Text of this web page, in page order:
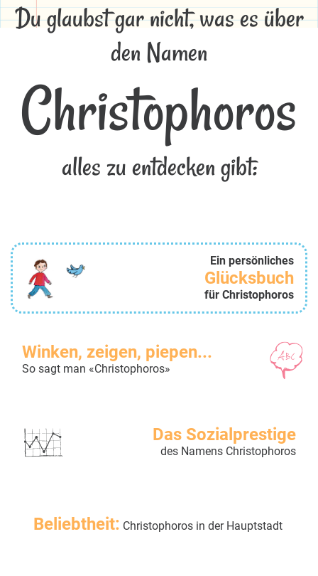
Du glaubst gar nicht, was es über
den Namen
Christophoros
alles zu entdecken gibt:
Ein persönliches
Glücksbuch
für Christophoros
Winken, zeigen, piepen...
So sagt man «Christophoros»
Das Sozialprestige
des Namens Christophoros
Beliebtheit: Christophoros in der Hauptstadt